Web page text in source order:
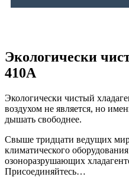
Экологически
410A
Экологически чистый
воздухом не является, но
дышать свободнее.
Свыше тридцати ведущих
климатического
озоноразрушающих
Присоединяйтесь…